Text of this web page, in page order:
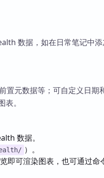
数据，如在日常笔记中
置元数据等；可自定义日期
。
数据。
）。
即可渲染图表，也可通过命